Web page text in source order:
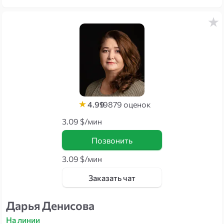
4.9919879 оценок
3.09 $/мин
Позвонить
3.09 $/мин
Заказать чат
Дарья Денисова
На линии